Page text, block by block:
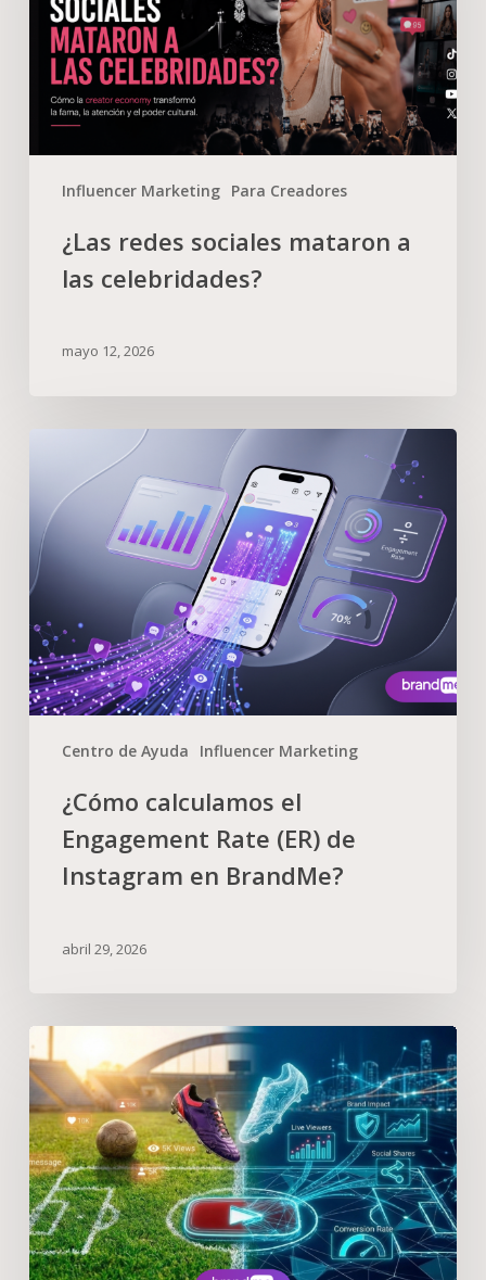
Influencer Marketing Para Creadores
¿Las redes sociales mataron a
las celebridades?
mayo 12, 2026
Centro de Ayuda Influencer Marketing
¿Cómo calculamos el
Engagement Rate (ER) de
Instagram en BrandMe?
abril 29, 2026